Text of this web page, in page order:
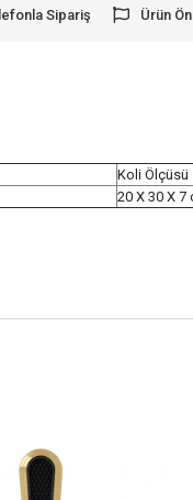
Sipariş Ürün
Koli Ölçüsü
20 X 30 X 7